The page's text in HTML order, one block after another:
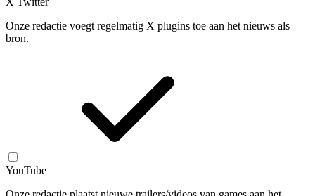
Onze redactie voegt regelmatig X plugins toe aan het nieuws als
bron.
YouTube